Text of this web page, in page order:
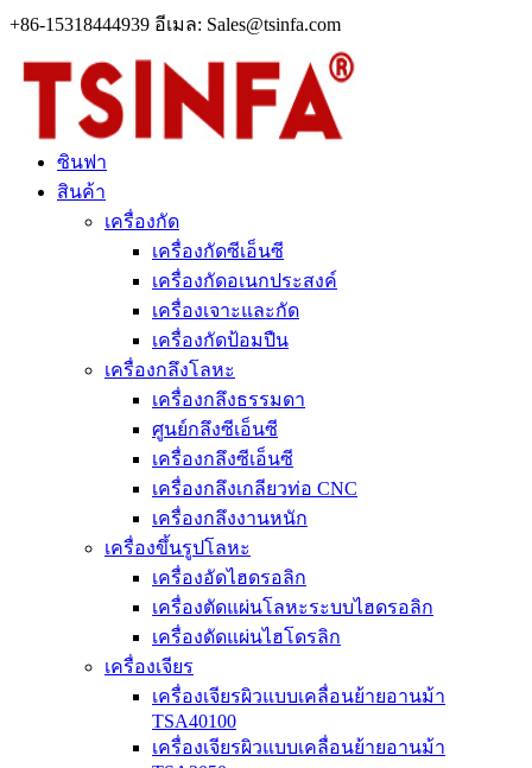
+86-15318444939 อีเมล: Sales@tsinfa.com
ซินฟา
สินค้า
เครื่องกัด
เครื่องกัดซีเอ็นซี
เครื่องกัดอเนกประสงค์
เครื่องเจาะและกัด
เครื่องกัดป้อมปืน
เครื่องกลึงโลหะ
เครื่องกลึงธรรมดา
ศูนย์กลึงซีเอ็นซี
เครื่องกลึงซีเอ็นซี
เครื่องกลึงเกลียวท่อ CNC
เครื่องกลึงงานหนัก
เครื่องขึ้นรูปโลหะ
เครื่องอัดไฮดรอลิก
เครื่องตัดแผ่นโลหะระบบไฮดรอลิก
เครื่องดัดแผ่นไฮโดรลิก
เครื่องเจียร
เครื่องเจียรผิวแบบเคลื่อนย้ายอานม้า
TSA40100
เครื่องเจียรผิวแบบเคลื่อนย้ายอานม้า